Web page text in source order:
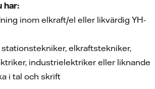
har:
inom elkraft/el eller likvärdig YH-
elkraftstekniker,
industrielektriker eller liknande
i tal och skrift